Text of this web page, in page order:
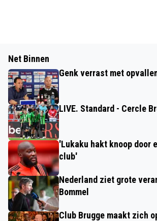
Net Binnen
Genk verrast met
LIVE. Standard - Cercle
'Lukaku hakt knoop door
club'
Nederland ziet grote
Bommel
Club Brugge maakt zich